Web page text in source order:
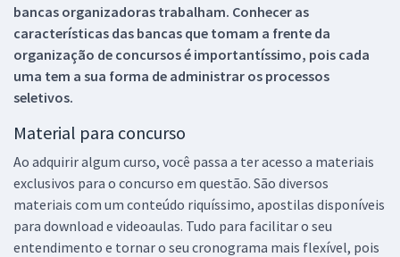
bancas organizadoras trabalham. Conhecer as
características das bancas que tomam a frente da
organização de concursos é importantíssimo, pois cada
uma tem a sua forma de administrar os processos
seletivos.
Material para concurso
Ao adquirir algum curso, você passa a ter acesso a materiais
exclusivos para o concurso em questão. São diversos
materiais com um conteúdo riquíssimo, apostilas disponíveis
para download e videoaulas. Tudo para facilitar o seu
entendimento e tornar o seu cronograma mais flexível, pois